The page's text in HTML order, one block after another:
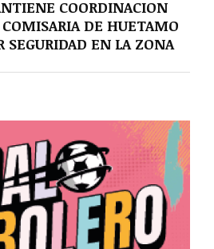
COORDINACION
DE HUETAMO
SEGURIDAD EN LA ZONA